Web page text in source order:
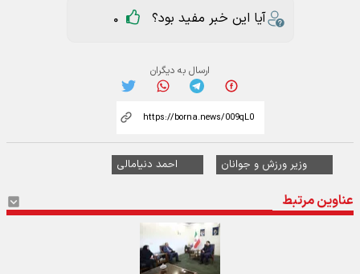
آیا این خبر مفید بود؟ 0
ارسال به دیگران
وزیر ورزش و جوانان احمد دنیامالی
عناوین مرتبط